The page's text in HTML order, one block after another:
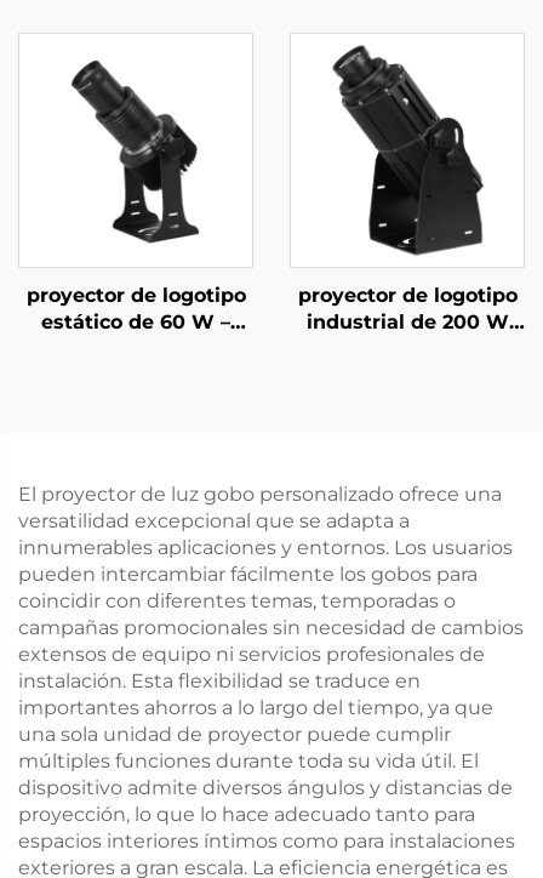
Gobo giratorio IP67
resistente al agua con
mando a distancia
para publicidad
exterior
impermeable IP67
para fachadas de
tiendas
proyector de logotipo
estático de 60 W –
proyector de logotipo
industrial de 200 W
pasillos
El proyector de luz gobo personalizado ofrece una
versatilidad excepcional que se adapta a
innumerables aplicaciones y entornos. Los usuarios
pueden intercambiar fácilmente los gobos para
coincidir con diferentes temas, temporadas o
campañas promocionales sin necesidad de cambios
extensos de equipo ni servicios profesionales de
instalación. Esta flexibilidad se traduce en
importantes ahorros a lo largo del tiempo, ya que
una sola unidad de proyector puede cumplir
múltiples funciones durante toda su vida útil. El
dispositivo admite diversos ángulos y distancias de
proyección, lo que lo hace adecuado tanto para
espacios interiores íntimos como para instalaciones
exteriores a gran escala. La eficiencia energética es